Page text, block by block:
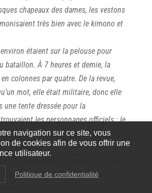
chapeaux des dames, les vestons
très bien avec le kimono et
étaient sur la pelouse pour
bataillon. À 7 heures et demie, la
colonnes par quatre. De la revue,
mot, elle était militaire, donc elle
une tente dressée pour la
les personnages officiels : le
les fonctionnaires civils, les familles
le commandant d’armes ne fut pas
car la chaleur torride
navigation sur ce site, vous
de cookies afin de vous offrir une
utilisateur.
Politique de confidentialité